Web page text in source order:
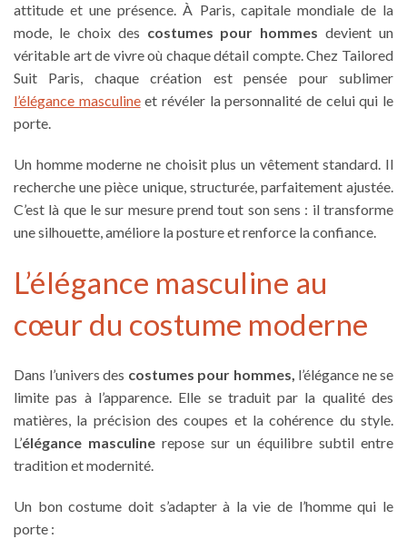
attitude et une présence. À Paris, capitale mondiale de la
mode, le choix des costumes pour hommes devient un
véritable art de vivre où chaque détail compte. Chez Tailored
Suit Paris, chaque création est pensée pour sublimer
l’élégance masculineet révéler la personnalité de celui qui le
porte.
Un homme moderne ne choisit plus un vêtement standard. Il
recherche une pièce unique, structurée, parfaitement ajustée.
C’est là que le sur mesure prend tout son sens : il transforme
une silhouette, améliore la posture et renforce la confiance.
L’élégance masculine au
cœur du costume moderne
Dans l’univers des costumes pour hommes, l’élégance ne se
limite pas à l’apparence. Elle se traduit par la qualité des
matières, la précision des coupes et la cohérence du style.
L’élégance masculine repose sur un équilibre subtil entre
tradition et modernité.
Un bon costume doit s’adapter à la vie de l’homme qui le
porte :